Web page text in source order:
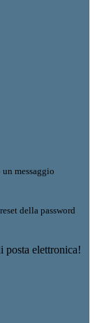
messaggio
della password
posta elettronica!